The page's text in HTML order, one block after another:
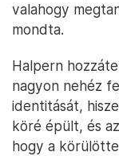
valahogy
mondta.
Halpern
nagyon nehéz
identitását,
köré épült, és
hogy a